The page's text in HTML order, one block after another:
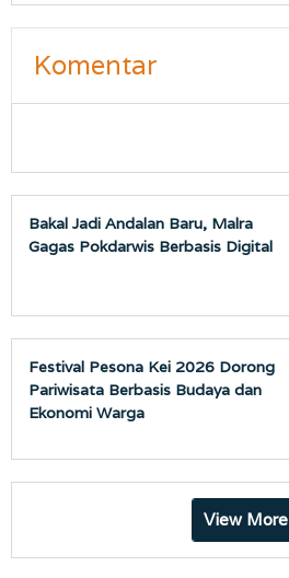
Komentar
Bakal Jadi Andalan Baru, Malra
Gagas Pokdarwis Berbasis Digital
Festival Pesona Kei 2026 Dorong
Pariwisata Berbasis Budaya dan
Ekonomi Warga
View More